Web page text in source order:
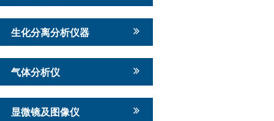
生化分离分析仪器
气体分析仪
显微镜及图像仪